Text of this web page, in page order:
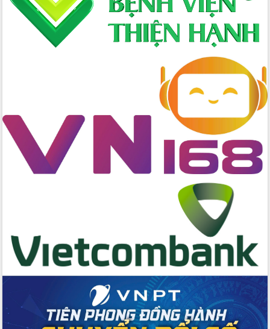
Hội nghị Ban Chấp hành Đảng bộ tỉnh
Đắk Lắk lần thứ 2 (mở rộng)
Tập trung giải phóng mặt bằng, đẩy
nhanh tiến độ Tuyến đường bộ ven
UBND tỉnh Đắk Lắk tổng kết công tác
quốc phòng, quân sự địa phương năm
2025
Tập trung triển khai quyết liệt, đồng bộ
các giải pháp nhằm thực hiện hiệu quả
các nhiệm vụ đề ra năm 2025
nghiệp nước ngoài
Đắk Lắk định vị thương hiệu du lịch
“Biển – Rừng – Cà phê” trong không
Hội nghị chia sẻ kinh nghiệm, chuyển
giao kỹ thuật y tế, định hướng phát
triển chuyên sâu đến 2030